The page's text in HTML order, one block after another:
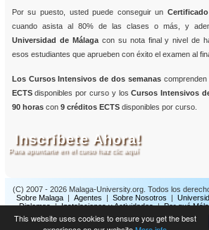
This website uses cookies to ensure you get the best
Por su puesto, usted puede conseguir un
cuando asista al 80% de las clases o más, y
Universidad de Málagacon su nota final y nivel de
esos estudiantes que aprueben con éxito el examen al
Los Cursos Intensivos de dos semanas comprenden
ECTSdisponibles por curso y losCursos Intensivos
90 horascon 9 créditos ECTSdisponibles por curso.
Inscríbete Ahora!
Para apuntarte en el curso haz clic aquí
(C) 2007 - 2026 Malaga-University.org. Todos los
Sobre Malaga| Agentes | Sobre Nosotros |
Diplomas|Instalaciones y Actividades|Por qué
Precios y Fechas
Información de Interés | Contacto
Privacidad